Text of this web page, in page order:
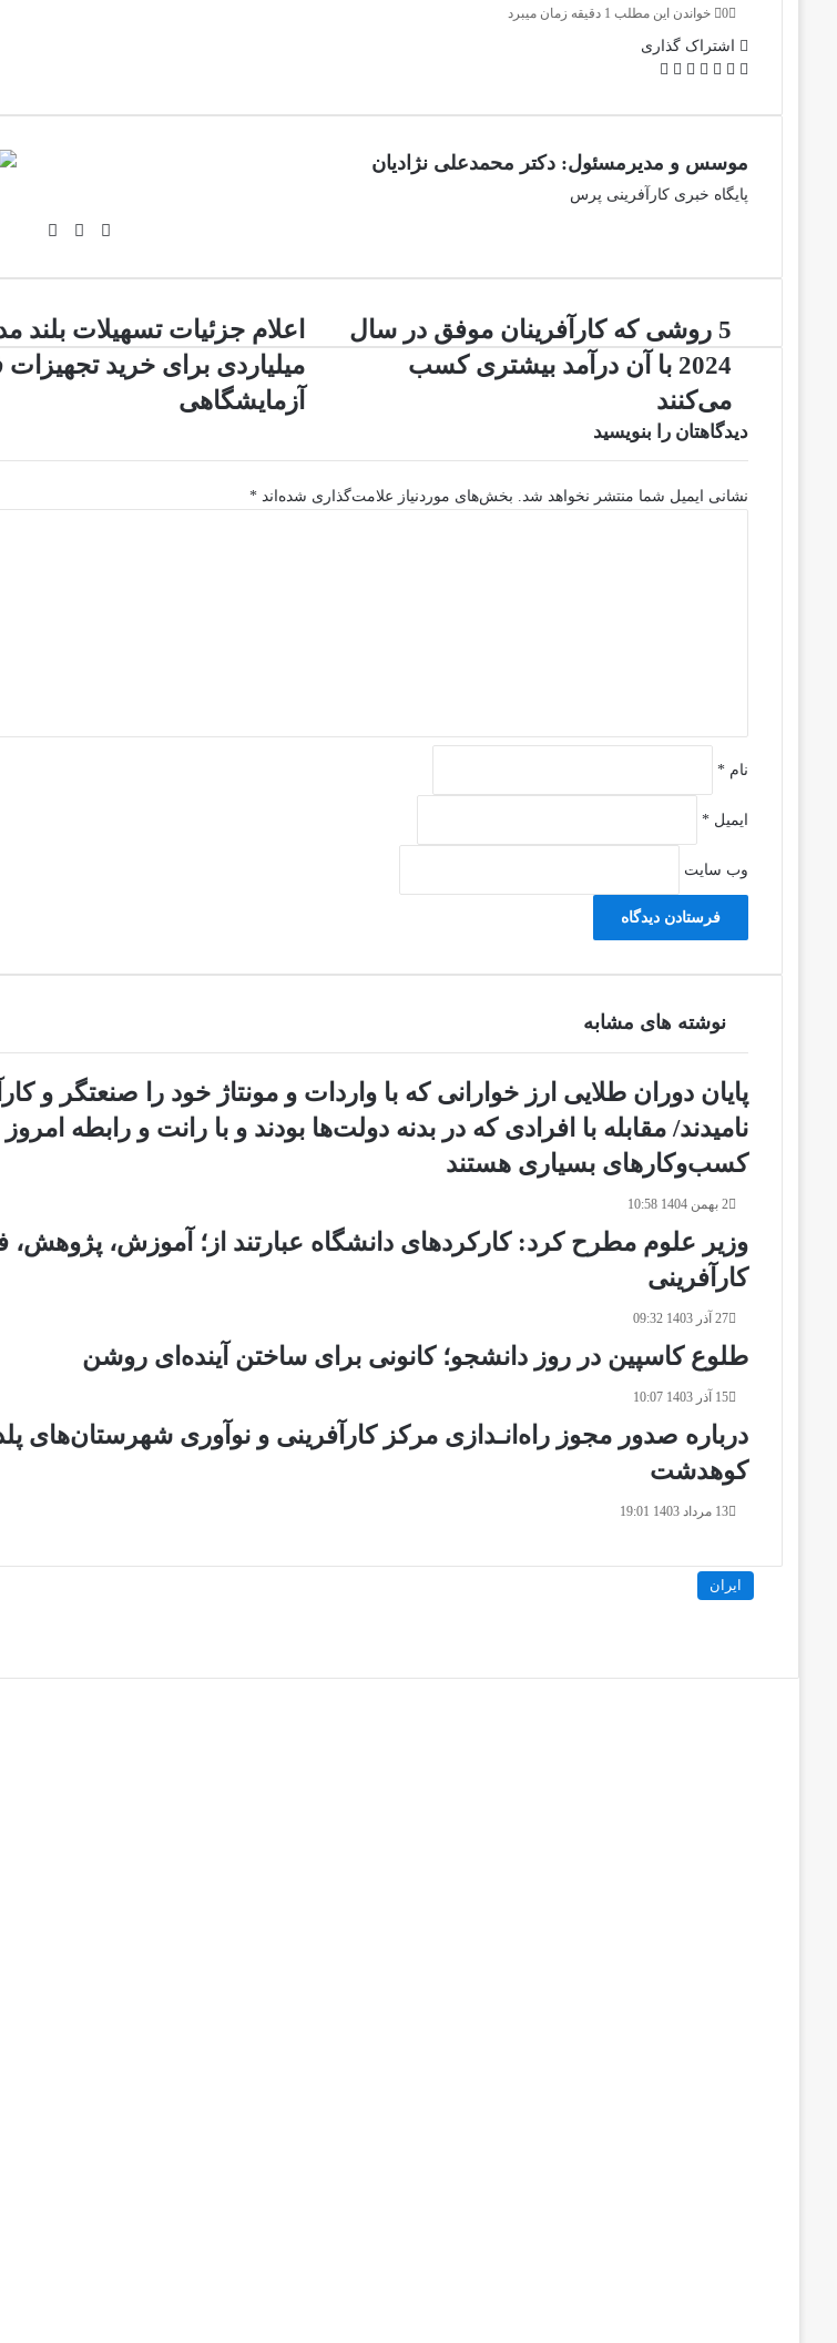
0
خواندن این مطلب 1 دقیقه زمان میبرد
اشتراک گذاری
فیستوئیتر
لینکدین
واتس
تلگرام
اشتراک
از
ایمیل
چاپ
موسس و مدیرمسئول: دکتر محمدعلی نژادیان
پایگاه خبری کارآفرینی پرس
لینکدین
اینستاگرام
اعلام
جزئیات
تسهیلات
بلند
مدت
میلیاردی
برای
خرید
میلیاردی برای خرید تجهیزات
آزمایشگاهی
5
روشی
که
کارآفرینان
موفق
در
سال
2024
با
5 روشی که کارآفرینان موفق در سال
2024 با آن درآمد بیشتری کسب
می‌کنند
دیدگاهتان را بنویسید
نشانی ایمیل شما منتشر نخواهد شد. بخش‌های موردنیاز علامت‌گذاری شده‌اند *
نام *
ایمیل *
وب‌ سایت
نوشته های مشابه
پایان دوران طلایی ارز خوارانی که با واردات و مونتاژ خود را صنعتگر و
نامیدند/ مقابله با افرادی که در بدنه دولت‌ها بودند و با رانت و رابطه
کسب‌وکارهای بسیاری هستند
2 بهمن 1404 10:58
وزیر علوم مطرح کرد: کارکردهای دانشگاه عبارتند از؛ آموزش، پژوهش،
کارآفرینی
27 آذر 1403 09:32
طلوع کاسپین در روز دانشجو؛ کانونی برای ساختن آینده‌ای روشن
15 آذر 1403 10:07
درباره صدور مجوز راه‌انـدازی مرکز کارآفرینی و نوآوری شهرستان‌های
کوهدشت
13 مرداد 1403 19:01
ایران